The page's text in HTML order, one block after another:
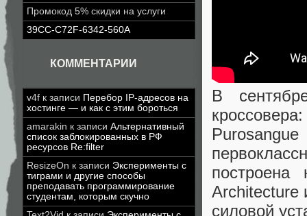
Промокод 5% скидки на услуги
39CC-C72F-6342-560A
КОММЕНТАРИИ
v4f к записи Перебор IP-адресов на
хостинге — и как с этим бороться
amarakin к записи Альтернативный
список заблокированных в РФ
ресурсов Re:filter
ResizeOn к записи Эксперименты с
тиграми и другие способы
преподавать программирование
студентам, которым скучно
В
Architecture
силовой